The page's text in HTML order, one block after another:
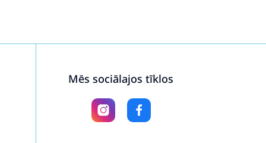
Mēs sociālajos tīklos